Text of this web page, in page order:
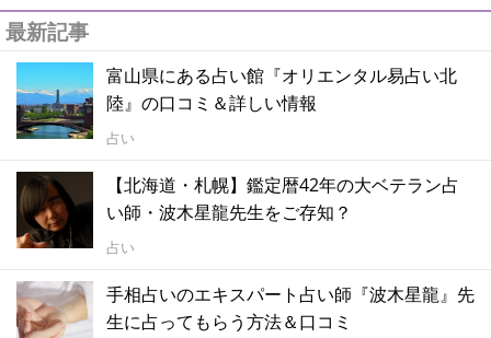
最新記事
富山県にある占い館『オリエンタル易占い北
陸』の口コミ＆詳しい情報
占い
【北海道・札幌】鑑定暦42年の大ベテラン占
い師・波木星龍先生をご存知？
占い
手相占いのエキスパート占い師『波木星龍』先
生に占ってもらう方法＆口コミ